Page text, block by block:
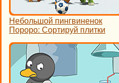
Небольшой пингвиненок
Пороро: Сортируй плитки